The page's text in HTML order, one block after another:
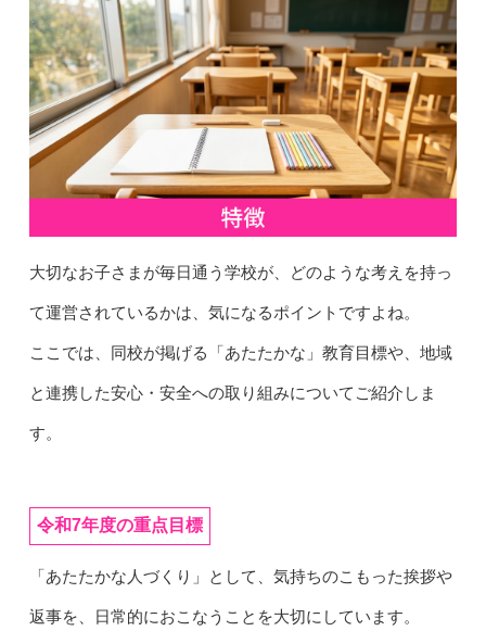
大切なお子さまが毎日通う学校が、どのような考えを持っ
て運営されているかは、気になるポイントですよね。
ここでは、同校が掲げる「あたたかな」教育目標や、地域
と連携した安心・安全への取り組みについてご紹介しま
す。
令和7年度の重点目標
「あたたかな人づくり」として、気持ちのこもった挨拶や
返事を、日常的におこなうことを大切にしています。